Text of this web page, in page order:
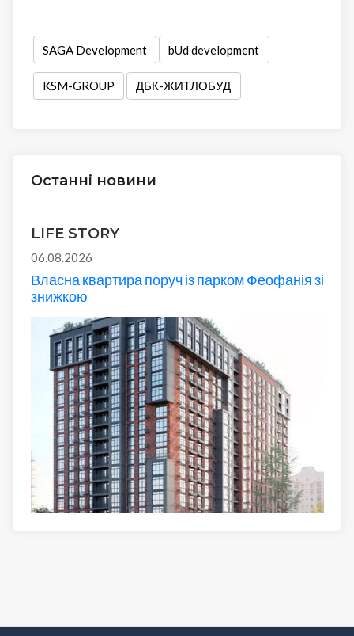
SAGA Development bUd development
KSM-GROUP ДБК-ЖИТЛОБУД
Останні новини
LIFE STORY
06.08.2026
Власна квартира поруч із парком Феофанія зі
знижкою